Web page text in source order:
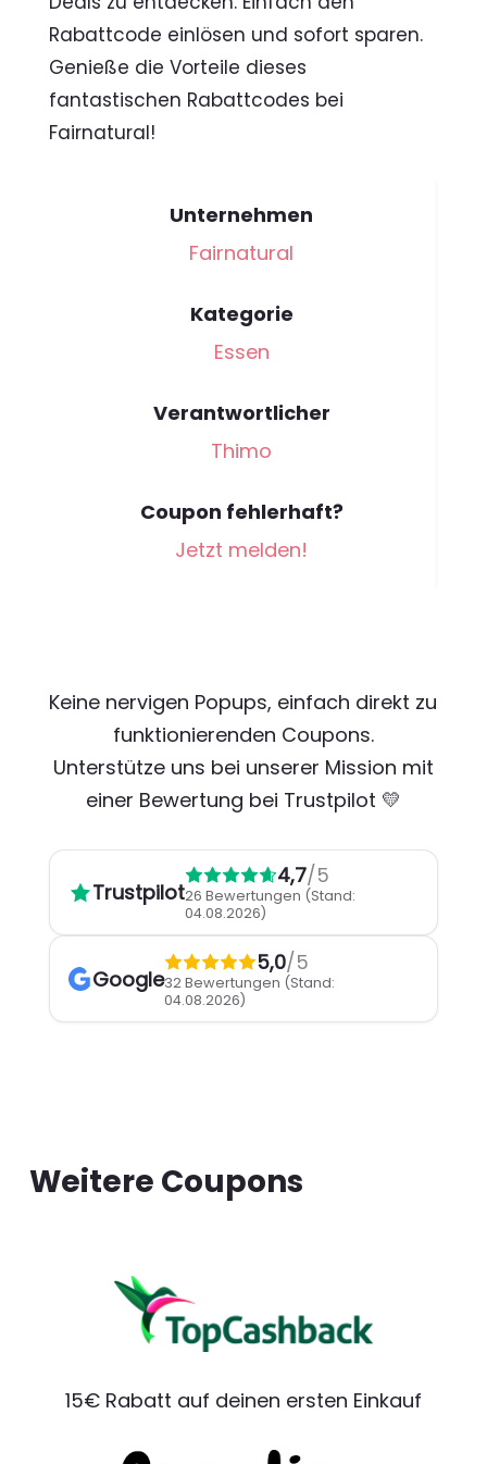
Rabattcode einlösen und sofort sparen.
Genieße die Vorteile dieses
fantastischen Rabattcodes bei
Fairnatural!
Unternehmen
Fairnatural
Kategorie
Essen
Verantwortlicher
Thimo
Coupon fehlerhaft?
Jetzt melden!
Keine nervigen Popups, einfach direkt zu
funktionierenden Coupons.
Unterstütze uns bei unserer Mission mit
einer Bewertung bei Trustpilot 💛
Trustpilot
4,7/5
26 Bewertungen (Stand:
04.08.2026)
Google
5,0/5
32 Bewertungen (Stand:
04.08.2026)
Weitere Coupons
15€ Rabatt auf deinen ersten Einkauf